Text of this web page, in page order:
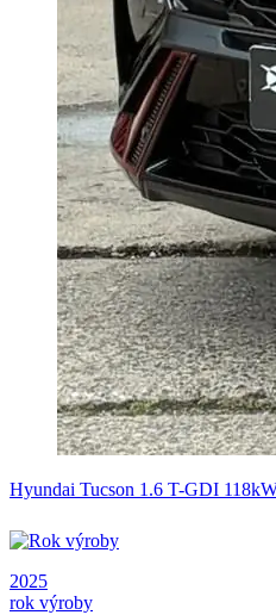
Hyundai Tucson 1.6 T-GDI
2025
rok výroby